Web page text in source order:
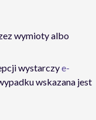
wymioty albo
wystarczye-
wskazana jest